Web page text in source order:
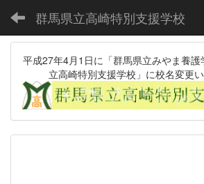
群馬県立高崎特別支援学校
平成27年4月1日に「群馬県立みやま養
立高崎特別支援学校」に校名変更い